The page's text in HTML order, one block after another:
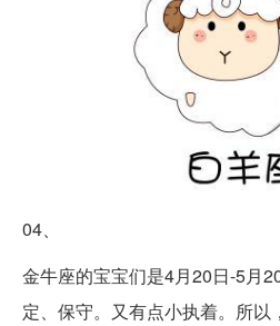
04、
金牛座的宝宝们是4月20日-5月
定、保守。又有点小执着。所